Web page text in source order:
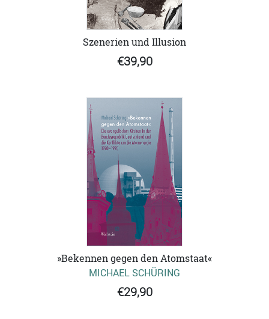
Szenerien und Illusion
€39,90
»Bekennen gegen den Atomstaat«
MICHAEL SCHÜRING
€29,90